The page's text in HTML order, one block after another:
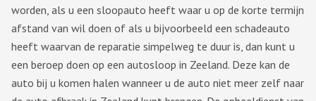
worden, als u een sloopauto heeft waar u op de korte termijn
afstand van wil doen of als u bijvoorbeeld een schadeauto
heeft waarvan de reparatie simpelweg te duur is, dan kunt u
een beroep doen op een autosloop in Zeeland. Deze kan de
auto bij u komen halen wanneer u de auto niet meer zelf naar